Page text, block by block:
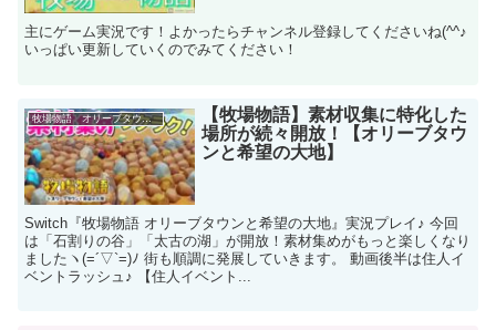
主にゲーム実況です！よかったらチャンネル登録してくださいね(^^♪
いっぱい更新していくのでみてください！
牧場物語 オリーブタウンと希望の大地
【牧場物語】素材収集に特化した
場所が続々開放！【オリーブタウ
ンと希望の大地】
Switch『牧場物語 オリーブタウンと希望の大地』実況プレイ♪ 今回
は「石割りの谷」「太古の湖」が開放！素材集めがもっと楽しくなり
ましたヽ(=´▽`=)ﾉ 街も順調に発展していきます。 動画後半は住人イ
ベントラッシュ♪ 【住人イベント...